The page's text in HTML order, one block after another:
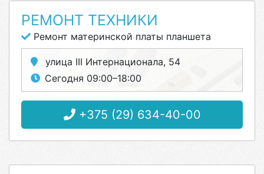
РЕМОНТ ТЕХНИКИ
Ремонт материнской платы планшета
улица III Интернационала, 54
Сегодня 09:00–18:00
+375 (29) 634-40-00